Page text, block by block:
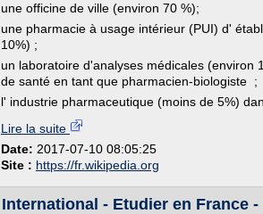
une officine de ville (environ 70 %);
une pharmacie à usage intérieur (PUI) d'
10%) ;
un laboratoire d'analyses médicales (environ
de santé en tant que pharmacien-biologiste ;
l' industrie pharmaceutique (moins de 5%)
Lire la suite
Date: 2017-07-10 08:05:25
Site : https://fr.wikipedia.org
International - Etudier en France -